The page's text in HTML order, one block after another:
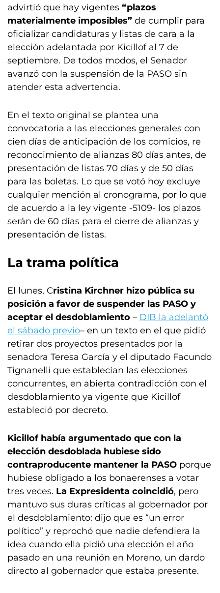
advirtió que hay vigentes “plazos
materialmente imposibles” de cumplir para
oficializar candidaturas y listas de cara a la
elección adelantada por Kicillof al 7 de
septiembre. De todos modos, el Senador
avanzó con la suspensión de la PASO sin
atender esta advertencia.
En el texto original se plantea una
convocatoria a las elecciones generales con
cien días de anticipación de los comicios, re
reconocimiento de alianzas 80 días antes, de
presentación de listas 70 días y de 50 días
para las boletas. Lo que se votó hoy excluye
cualquier mención al cronograma, por lo que
de acuerdo a la ley vigente -5109- los plazos
serán de 60 días para el cierre de alianzas y
presentación de listas.
La trama política
El lunes, Cristina Kirchner hizo pública su
posición a favor de suspender las PASO y
aceptar el desdoblamiento – DIB la adelantó
el sábado previo– en un texto en el que pidió
retirar dos proyectos presentados por la
senadora Teresa García y el diputado Facundo
Tignanelli que establecían las elecciones
concurrentes, en abierta contradicción con el
desdoblamiento ya vigente que Kicillof
estableció por decreto.
Kicillof había argumentado que con la
elección desdoblada hubiese sido
contraproducente mantener la PASO porque
hubiese obligado a los bonaerenses a votar
tres veces. La Expresidenta coincidió, pero
mantuvo sus duras críticas al gobernador por
el desdoblamiento: dijo que es “un error
político” y reprochó que nadie defendiera la
idea cuando ella pidió una elección el año
pasado en una reunión en Moreno, un dardo
directo al gobernador que estaba presente.